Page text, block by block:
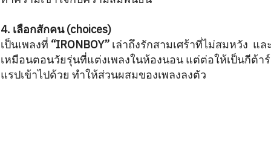
4. เลือกสักคน (choices)
เป็นเพลงที่ “IRONBOY” เล่าถึงรักสามเศร้าที่ไม่สมหวัง แ
เหมือนตอนวัยรุ่นที่แต่งเพลงในห้องนอน แต่ต่อให้เป็นกีต้า
แรปเข้าไปด้วย ทำให้ส่วนผสมของเพลงลงตัว